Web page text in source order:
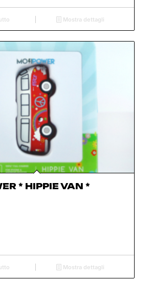
Mostra dettagli
* HIPPIE VAN *
Mostra dettagli